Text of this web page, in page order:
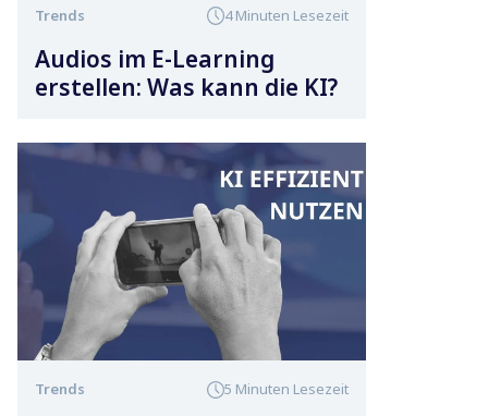
Trends 4 Minuten Lesezeit
Audios im E-Learning
erstellen: Was kann die KI?
Trends 5 Minuten Lesezeit